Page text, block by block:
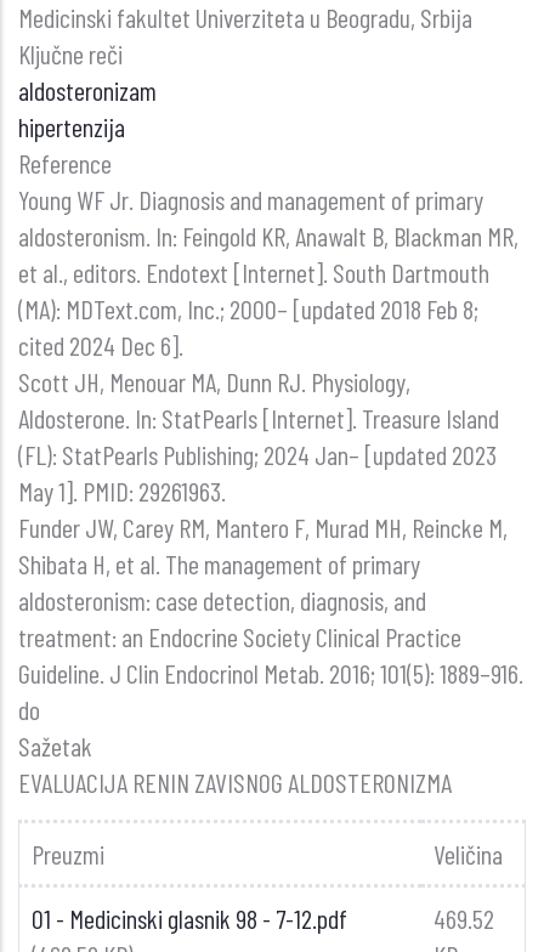
Medicinski fakultet Univerziteta u Beogradu, Srbija
Ključne reči
aldosteronizam
hipertenzija
Reference
Young WF Jr. Diagnosis and management of primary
aldosteronism. In: Feingold KR, Anawalt B, Blackman MR,
et al., editors. Endotext [Internet]. South Dartmouth
(MA): MDText.com, Inc.; 2000– [updated 2018 Feb 8;
cited 2024 Dec 6].
Scott JH, Menouar MA, Dunn RJ. Physiology,
Aldosterone. In: StatPearls [Internet]. Treasure Island
(FL): StatPearls Publishing; 2024 Jan– [updated 2023
May 1]. PMID: 29261963.
Funder JW, Carey RM, Mantero F, Murad MH, Reincke M,
Shibata H, et al. The management of primary
aldosteronism: case detection, diagnosis, and
treatment: an Endocrine Society Clinical Practice
Guideline. J Clin Endocrinol Metab. 2016; 101(5): 1889–916.
do
Sažetak
EVALUACIJA RENIN ZAVISNOG ALDOSTERONIZMA
Preuzmi Veličina
01 - Medicinski glasnik 98 - 7-12.pdf
469.52